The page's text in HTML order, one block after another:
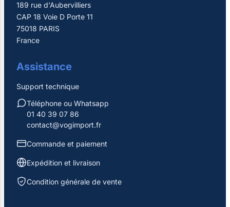
189 rue d'Aubervilliers
CAP 18 Voie D Porte 11
75018 PARIS
France
Assistance
Support technique
Téléphone ou Whatsapp
01 40 39 07 86
contact@vogimport.fr
Commande et paiement
Expédition et livraison
Condition générale de vente